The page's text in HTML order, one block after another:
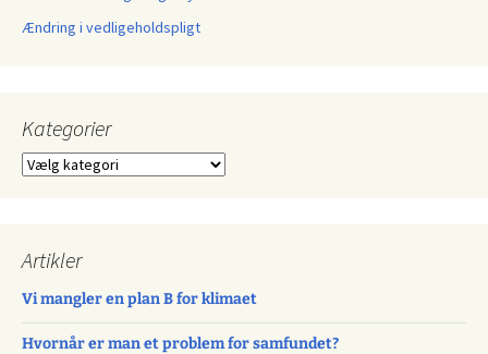
Ændring i vedligeholdspligt
Kategorier
Kategorier
Artikler
Vi mangler en plan B for klimaet
Hvornår er man et problem for samfundet?